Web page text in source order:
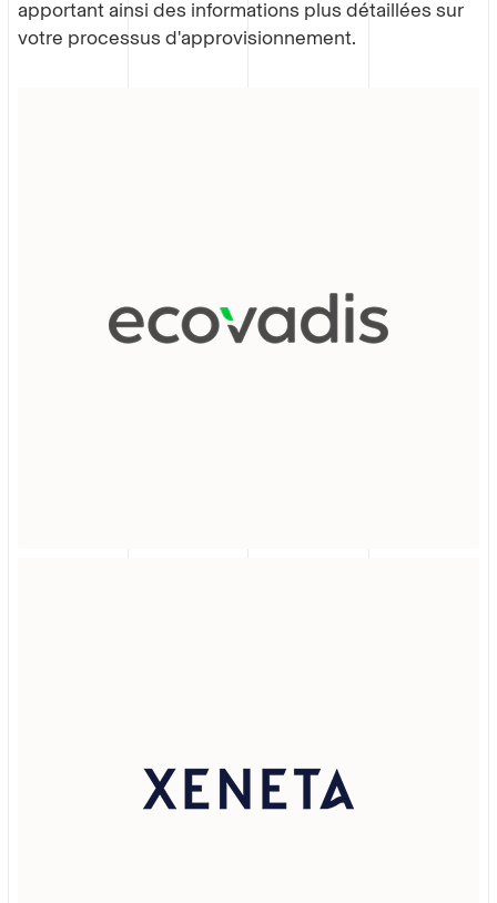
apportant ainsi des informations plus détaillées sur
votre processus d'approvisionnement.